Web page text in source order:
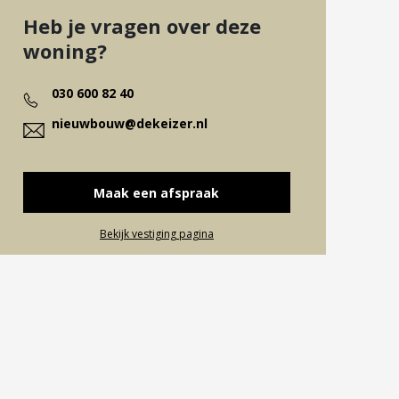
Heb je vragen over deze
woning?
030 600 82 40
nieuwbouw@dekeizer.nl
Maak een afspraak
Bekijk vestiging pagina